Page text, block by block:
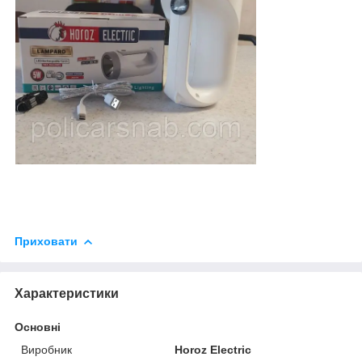
Приховати
Характеристики
Основні
Виробник
Horoz Electric